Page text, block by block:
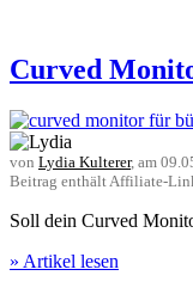
Curved
von Lydia Kulterer, am
Beitrag enthält Affiliate-
Soll dein Curved
» Artikel lesen